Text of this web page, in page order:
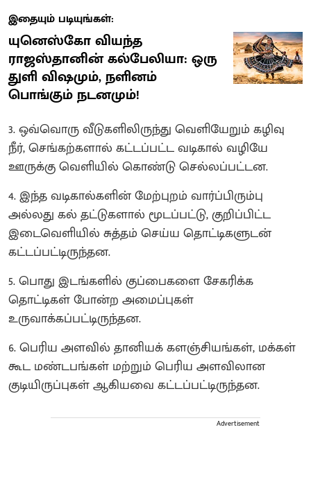
இதையும் படியுங்கள்:
யுனெஸ்கோ வியந்த
ராஜஸ்தானின் கல்பேலியா: ஒரு
துளி விஷமும், நளினம்
பொங்கும் நடனமும்!
3. ஒவ்வொரு வீடுகளிலிருந்து வெளியேறும் கழிவு
நீர், செங்கற்களால் கட்டப்பட்ட வடிகால் வழியே
ஊருக்கு வெளியில் கொண்டு செல்லப்பட்டன.
4. இந்த வடிகால்களின் மேற்புறம் வார்ப்பிரும்பு
அல்லது கல் தட்டுகளால் மூடப்பட்டு, குறிப்பிட்ட
இடைவெளியில் சுத்தம் செய்ய தொட்டிகளுடன்
கட்டப்பட்டிருந்தன.
5. பொது இடங்களில் குப்பைகளை சேகரிக்க
தொட்டிகள் போன்ற அமைப்புகள்
உருவாக்கப்பட்டிருந்தன.
6. பெரிய அளவில் தானியக் களஞ்சியங்கள், மக்கள்
கூட மண்டபங்கள் மற்றும் பெரிய அளவிலான
குடியிருப்புகள் ஆகியவை கட்டப்பட்டிருந்தன.
Advertisement